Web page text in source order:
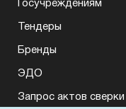
Госучреждениям
Тендеры
Бренды
ЭДО
Запрос актов сверки